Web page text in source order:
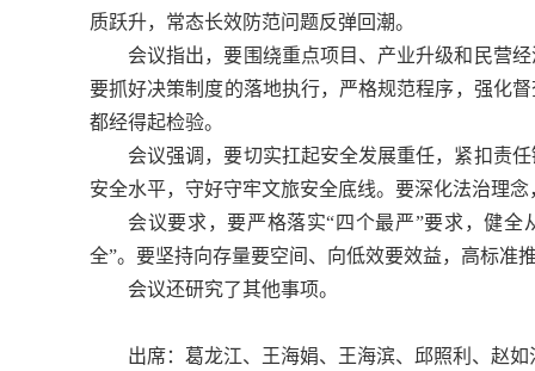
质跃升，常态长效防范问题反弹回潮。
会议指出，要围绕重点项目、产业升级和民营
要抓好决策制度的落地执行，严格规范程序，强化
都经得起检验。
会议强调，要切实扛起安全发展重任，紧扣责
安全水平，守好守牢文旅安全底线。要深化法治理
会议要求，要严格落实“四个最严”要求，健
全”。要坚持向存量要空间、向低效要效益，高标准
会议还研究了其他事项。
出席：葛龙江、王海娟、王海滨、邱照利、赵如